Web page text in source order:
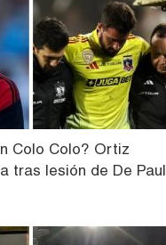
Colo Colo? Ortiz
tras lesión de De Paul